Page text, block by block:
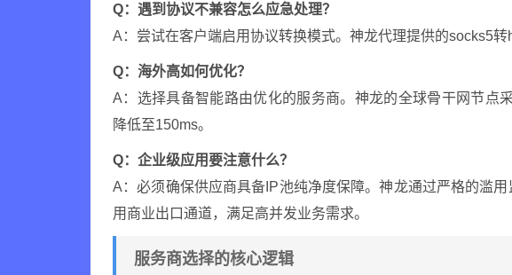
Q：遇到协议不兼容怎么应急处理？
A：尝试在客户端启用协议转换模式。神龙代理提供的socks5转
Q：海外高如何优化？
A：选择具备智能路由优化的服务商。神龙的全球骨干网节点
降低至150ms。
Q：企业级应用要注意什么？
A：必须确保供应商具备IP池纯净度保障。神龙通过严格的滥
用商业出口通道，满足高并发业务需求。
服务商选择的核心逻辑